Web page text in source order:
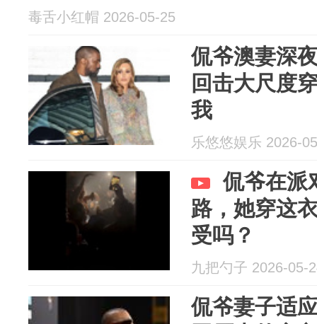
毒舌小红帽 2026-05-25
侃爷澳妻深
回击大尺度
我
乐悠悠娱乐 2026-
侃爷在派
路，她穿这
受吗？
九把勺子 2026-05-
侃爷妻子适